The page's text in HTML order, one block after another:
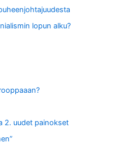
lopun alku?
2. uudet painokset